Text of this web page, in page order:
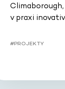
v praxi
#PROJEKTY